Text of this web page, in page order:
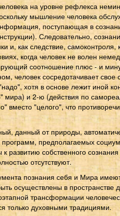
на уровне рефлекса
мышление человека
поступающая в
Следовательно,
и, как следствие,
когда человек не волен
соотношение плюс - и
человек сосредотачивает
хотя в основе лежит иной
и 2-ю (действия по
вместо "целого", что
данный от природы,
предполагаемых
собственного сознания
отсутствуют.
познания себя и Мира
осуществлены в пространстве
трансформации
только духовными традициями.